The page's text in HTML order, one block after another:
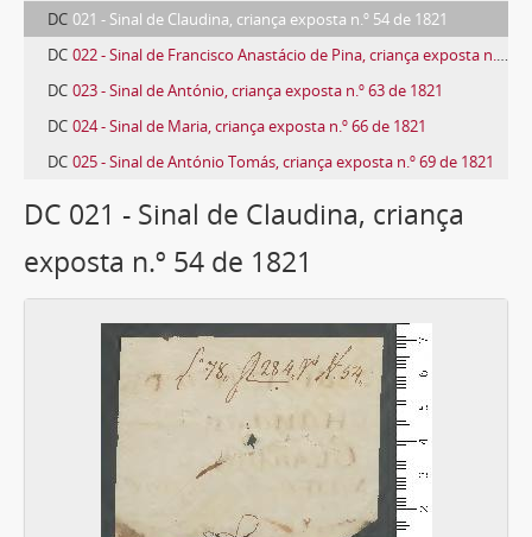
DC 021 - Sinal de Claudina, criança exposta n.º 54 de 1821
DC 022 - Sinal de Francisco Anastácio de Pina, criança exposta n.º 59 de 1821
DC 023 - Sinal de António, criança exposta n.º 63 de 1821
DC 024 - Sinal de Maria, criança exposta n.º 66 de 1821
DC 025 - Sinal de António Tomás, criança exposta n.º 69 de 1821
DC 021 - Sinal de Claudina, criança
exposta n.º 54 de 1821